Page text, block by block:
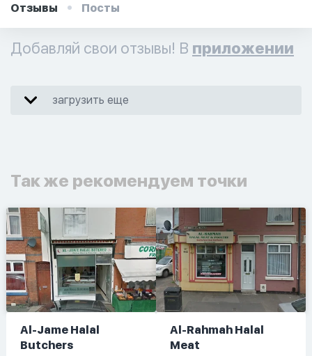
Отзывы Посты
Добавляй свои отзывы! В приложении
загрузить еще
Так же рекомендуем точки
Al-Jame Halal
Butchers
Al-Rahmah Halal
Meat